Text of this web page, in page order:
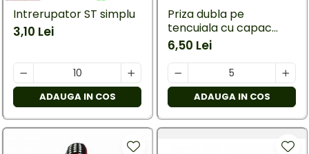
Intrerupator ST simplu
3,10 Lei
ADAUGA IN COS
Priza dubla pe
tencuiala cu capac
transparent-contacte
din cupru
6,50 Lei
ADAUGA IN COS